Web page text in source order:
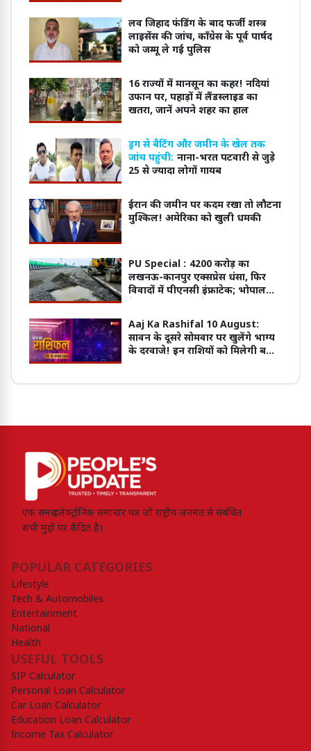
लव जिहाद फंडिंग के बाद फर्जी शस्त्र
लाइसेंस की जांच, कॉंग्रेस के पूर्व पार्षद
को जम्मू ले गई पुलिस
16 राज्यों में मानसून का कहर! नदियां
उफान पर, पहाड़ों में लैंडस्लाइड का
खतरा, जानें अपने शहर का हाल
ड्रग से बैटिंग और जमीन के खेल तक
जांच पहुंची: नाना-भरत पटवारी से जुड़े
25 से ज्यादा लोगों गायब
ईरान की जमीन पर कदम रखा तो लौटना
मुश्किल! अमेरिका को खुली धमकी
PU Special : 4200 करोड़ का
लखनऊ-कानपुर एक्सप्रेस धंसा, फिर
विवादों में पीएनसी इंफ्राटेक; भोपाल
के पास
Aaj Ka Rashifal 10 August:
सावन के दूसरे सोमवार पर खुलेंगे भाग्य
के दरवाजे! इन राशियों को मिलेगी बड़ी
एक समग्र इलेक्ट्रॉनिक समाचार पत्र जो राष्ट्रीय जनमत से संबंधित
सभी मुद्दों पर केंद्रित है।
POPULAR CATEGORIES
Lifestyle
Tech & Automobiles
Entertainment
National
Health
USEFUL TOOLS
SIP Calculator
Personal Loan Calculator
Car Loan Calculator
Education Loan Calculator
Income Tax Calculator